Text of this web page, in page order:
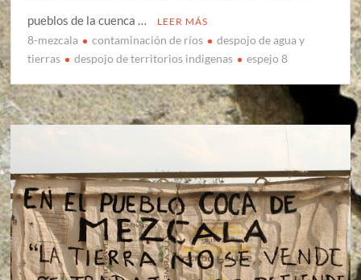
pueblos de la cuenca …
LEER MÁS
8-mezcala contaminación de ríos
despojo de agua y
tierras
despojo de territorios indigenas espejo 8